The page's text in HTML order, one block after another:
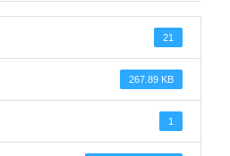
21
267.89 KB
1